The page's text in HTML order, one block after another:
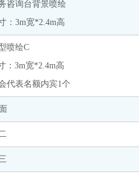
咨询台背景喷绘
：3m宽*2.4m高
喷绘C
：3m宽*2.4m高
代表名额内宾1个